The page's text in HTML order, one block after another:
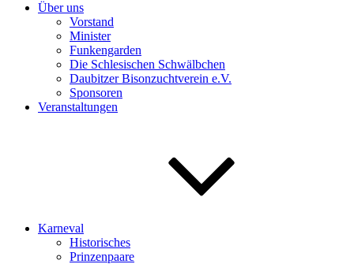
Über uns
Vorstand
Minister
Funkengarden
Die Schlesischen Schwälbchen
Daubitzer Bisonzuchtverein e.V.
Sponsoren
Veranstaltungen
Karneval
Historisches
Prinzenpaare